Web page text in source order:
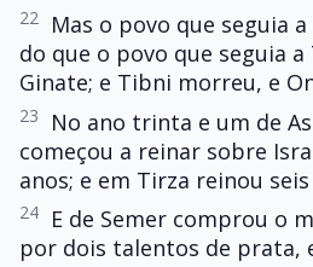
22
Mas o povo que seguia
do que o povo que seguia
Ginate; e Tibni morreu, e
23
No ano trinta e um de
começou a reinar sobre
anos; e em Tirza reinou seis
24
E de Semer comprou o
por dois talentos de prata,